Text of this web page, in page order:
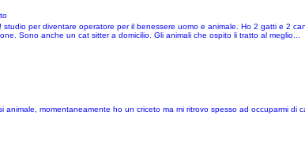
per diventare operatore per il benessere uomo e animale. Ho 2 gatti e 2
Sono anche un cat sitter a domicilio. Gli animali che ospito li tratto al meglio...
momentaneamente ho un criceto ma mi ritrovo spesso ad occuparmi